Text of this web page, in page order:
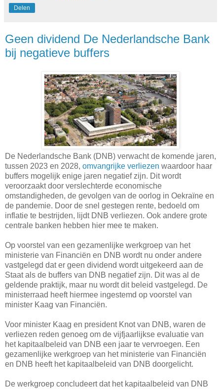
Delen
Geen dividend De Nederlandsche Bank
bij negatieve buffers
De Nederlandsche Bank (DNB) verwacht de komende jaren,
tussen 2023 en 2028, omvangrijke verliezen waardoor haar
buffers mogelijk enige jaren negatief zijn. Dit wordt
veroorzaakt door verslechterde economische
omstandigheden, de gevolgen van de oorlog in Oekraïne en
de pandemie. Door de snel gestegen rente, bedoeld om
inflatie te bestrijden, lijdt DNB verliezen. Ook andere grote
centrale banken hebben hier mee te maken.
Op voorstel van een gezamenlijke werkgroep van het
ministerie van Financiën en DNB wordt nu onder andere
vastgelegd dat er geen dividend wordt uitgekeerd aan de
Staat als de buffers van DNB negatief zijn. Dit was al de
geldende praktijk, maar nu wordt dit beleid vastgelegd. De
ministerraad heeft hiermee ingestemd op voorstel van
minister Kaag van Financiën.
Voor minister Kaag en president Knot van DNB, waren de
verliezen reden genoeg om de vijfjaarlijkse evaluatie van
het kapitaalbeleid van DNB een jaar te vervroegen. Een
gezamenlijke werkgroep van het ministerie van Financiën
en DNB heeft het kapitaalbeleid van DNB doorgelicht.
De werkgroep concludeert dat het kapitaalbeleid van DNB